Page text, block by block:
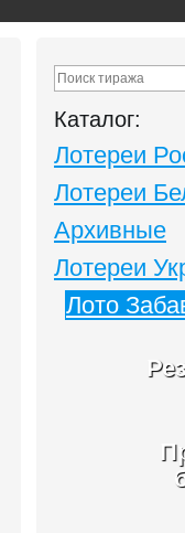
Каталог:
Лотереи
Лотереи
Архивные
Лотереи
Лото